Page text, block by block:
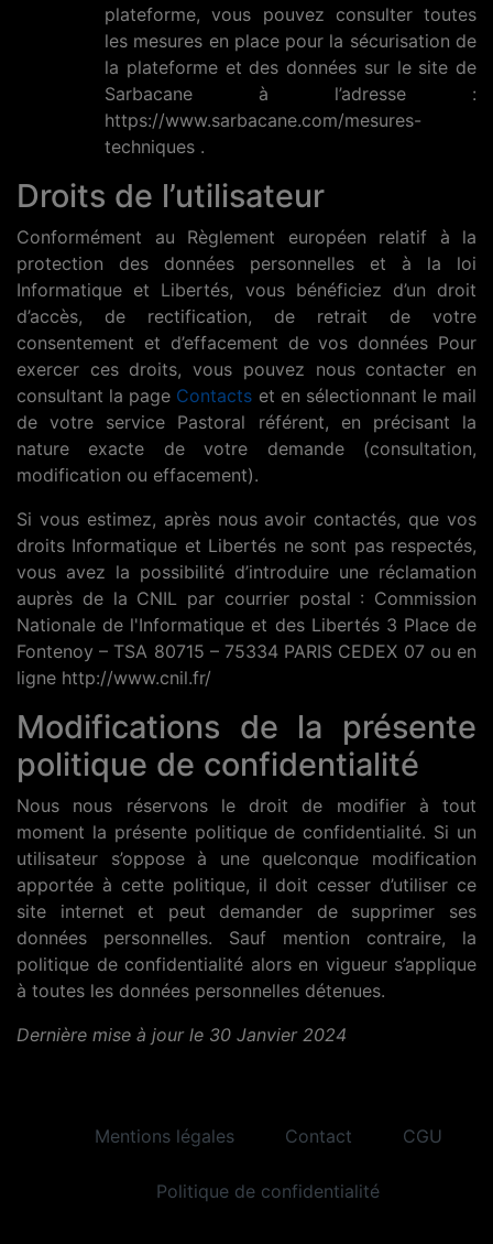
plateforme, vous pouvez consulter toutes
les mesures en place pour la sécurisation de
la plateforme et des données sur le site de
Sarbacane à l’adresse :
https://www.sarbacane.com/mesures-
techniques .
Droits de l’utilisateur
Conformément au Règlement européen relatif à la
protection des données personnelles et à la loi
Informatique et Libertés, vous bénéficiez d’un droit
d’accès, de rectification, de retrait de votre
consentement et d’effacement de vos données Pour
exercer ces droits, vous pouvez nous contacter en
consultant la page Contacts et en sélectionnant le mail
de votre service Pastoral référent, en précisant la
nature exacte de votre demande (consultation,
modification ou effacement).
Si vous estimez, après nous avoir contactés, que vos
droits Informatique et Libertés ne sont pas respectés,
vous avez la possibilité d’introduire une réclamation
auprès de la CNIL par courrier postal : Commission
Nationale de l'Informatique et des Libertés 3 Place de
Fontenoy – TSA 80715 – 75334 PARIS CEDEX 07 ou en
ligne http://www.cnil.fr/
Modifications de la présente
politique de confidentialité
Nous nous réservons le droit de modifier à tout
moment la présente politique de confidentialité. Si un
utilisateur s’oppose à une quelconque modification
apportée à cette politique, il doit cesser d’utiliser ce
site internet et peut demander de supprimer ses
données personnelles. Sauf mention contraire, la
politique de confidentialité alors en vigueur s’applique
à toutes les données personnelles détenues.
Dernière mise à jour le 30 Janvier 2024
Mentions légales Contact CGU
Politique de confidentialité